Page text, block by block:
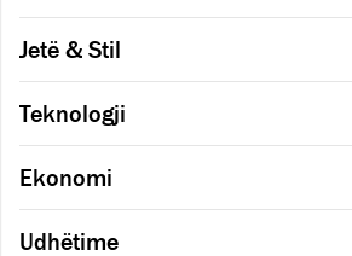
Jetë & Stil
Teknologji
Ekonomi
Udhëtime